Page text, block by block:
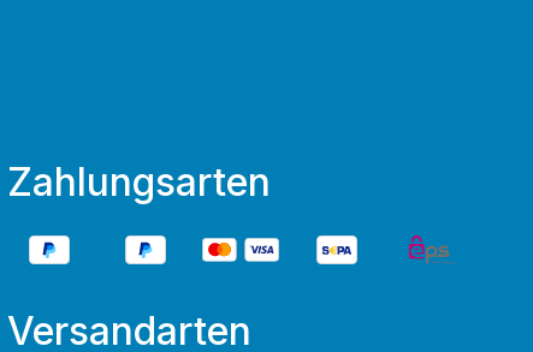
Zahlungsarten
Versandarten